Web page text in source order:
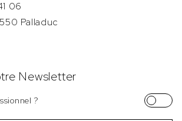
06
Palladuc
Newsletter
?